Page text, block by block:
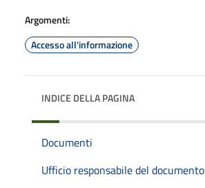
Argomenti:
Accesso all'informazione
INDICE DELLA PAGINA
Documenti
Ufficio responsabile del documento